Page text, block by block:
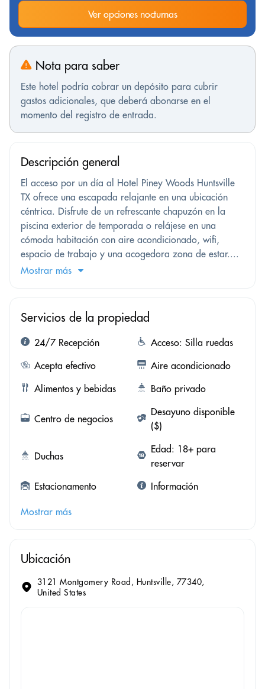
Ver opciones nocturnas
Nota para saber
Este hotel podría cobrar un depósito para cubrir
gastos adicionales, que deberá abonarse en el
momento del registro de entrada.
Descripción general
El acceso por un día al Hotel Piney Woods Huntsville
TX ofrece una escapada relajante en una ubicación
céntrica. Disfrute de un refrescante chapuzón en la
piscina exterior de temporada o relájese en una
cómoda habitación con aire acondicionado, wifi,
espacio de trabajo y una acogedora zona de estar....
Mostrar más
Servicios de la propiedad
24/7 Recepción
Acceso: Silla ruedas
Acepta efectivo
Aire acondicionado
Alimentos y bebidas
Baño privado
Centro de negocios
Desayuno disponible
($)
Duchas
Edad: 18+ para
reservar
Estacionamento
Información
Mostrar más
Ubicación
3121 Montgomery Road, Huntsville, 77340,
United States